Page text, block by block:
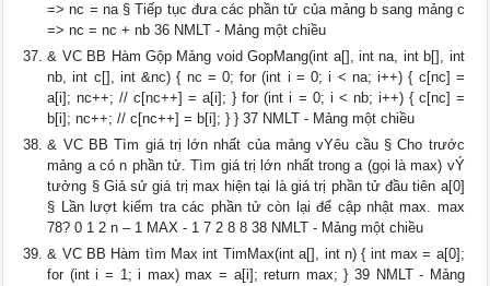
=> nc = na § Tiếp tục đưa các phần tử của mảng b sang mảng c
=> nc = nc + nb 36 NMLT - Mảng một chiều
& VC BB Hàm Gộp Mảng void GopMang(int a[], int na, int b[], int
nb, int c[], int &nc) { nc = 0; for (int i = 0; i < na; i++) { c[nc] =
a[i]; nc++; // c[nc++] = a[i]; } for (int i = 0; i < nb; i++) { c[nc] =
b[i]; nc++; // c[nc++] = b[i]; } } 37 NMLT - Mảng một chiều
& VC BB Tìm giá trị lớn nhất của mảng vYêu cầu § Cho trước
mảng a có n phần tử. Tìm giá trị lớn nhất trong a (gọi là max) vÝ
tưởng § Giả sử giá trị max hiện tại là giá trị phần tử đầu tiên a[0]
§ Lần lượt kiểm tra các phần tử còn lại để cập nhật max. max
78? 0 1 2 n – 1 MAX - 1 7 2 8 8 38 NMLT - Mảng một chiều
& VC BB Hàm tìm Max int TimMax(int a[], int n) { int max = a[0];
for (int i = 1; i max) max = a[i]; return max; } 39 NMLT - Mảng